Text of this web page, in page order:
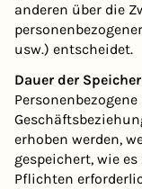
anderen über die
usw.) entscheidet.
Dauer der
erhoben werden,
gespeichert, wie
Pflichten